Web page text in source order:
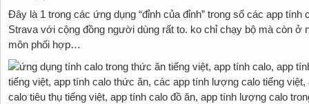
Đây là 1 trong các ứng dụng “đỉnh của đỉnh” trong số các app tính
Strava với cộng đồng người dùng rất to. ko chỉ chạy bộ mà còn ở
môn phối hợp…